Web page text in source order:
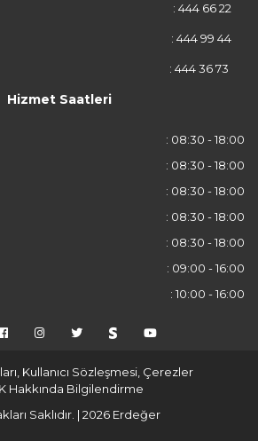
: 444 66 22
: 444 99 44
: 444 36 73
Hizmet Saatleri
: 08:30 - 18:00
: 08:30 - 18:00
: 08:30 - 18:00
: 08:30 - 18:00
: 08:30 - 18:00
: 09:00 - 16:00
: 10:00 - 16:00
Kullanıcı Sözleşmesi, Çerezler
Hakkında Bilgilendirme
Saklıdır. | 2026 Erdeğer